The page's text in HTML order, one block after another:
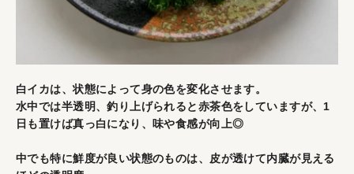
白イカは、状態によって身の色を変化させます。
水中では半透明、釣り上げられると赤茶色をしていますが、1
日も置けば真っ白になり、味や食感が向上◎
中でも特に鮮度が良い状態のものは、皮が透けて内臓が見える